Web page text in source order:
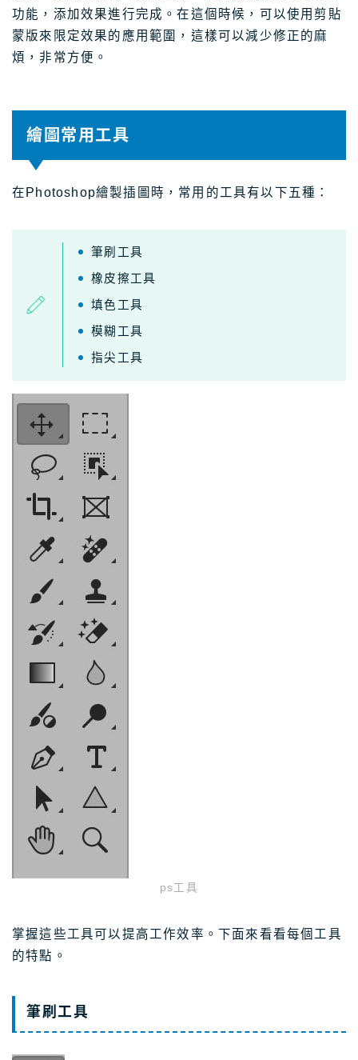
功能，添加效果進行完成。在這個時候，可以使用剪貼
蒙版來限定效果的應用範圍，這樣可以減少修正的麻
煩，非常方便。
繪圖常用工具
在Photoshop繪製插圖時，常用的工具有以下五種：
筆刷工具
橡皮擦工具
填色工具
模糊工具
指尖工具
ps工具
掌握這些工具可以提高工作效率。下面來看看每個工具
的特點。
筆刷工具